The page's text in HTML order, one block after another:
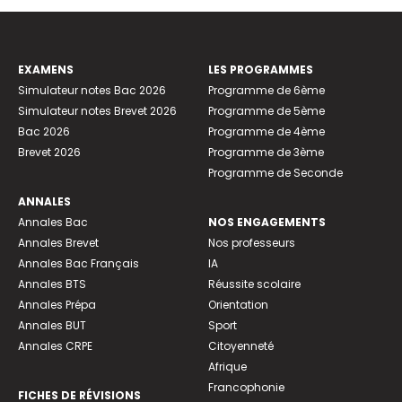
EXAMENS
Simulateur notes Bac 2026
Simulateur notes Brevet 2026
Bac 2026
Brevet 2026
ANNALES
Annales Bac
Annales Brevet
Annales Bac Français
Annales BTS
Annales Prépa
Annales BUT
Annales CRPE
FICHES DE RÉVISIONS
LES PROGRAMMES
Programme de 6ème
Programme de 5ème
Programme de 4ème
Programme de 3ème
Programme de Seconde
NOS ENGAGEMENTS
Nos professeurs
IA
Réussite scolaire
Orientation
Sport
Citoyenneté
Afrique
Francophonie